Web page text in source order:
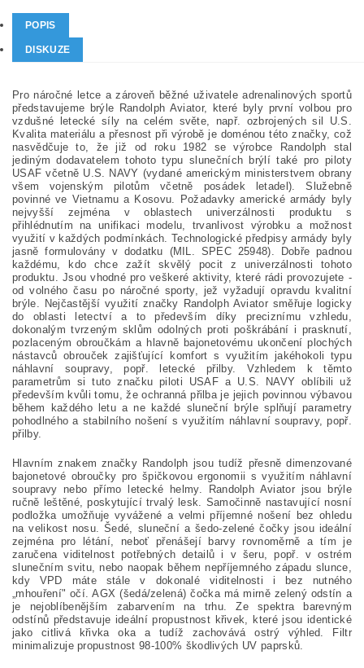
POPIS
DISKUZE
Pro náročné letce a zároveň běžné uživatele adrenalinových sportů
představujeme brýle Randolph Aviator, které byly první volbou pro
vzdušné letecké síly na celém světe, např. ozbrojených sil U.S.
Kvalita materiálu a přesnost při výrobě je doménou této značky, což
nasvědčuje to, že již od roku 1982 se výrobce Randolph stal
jediným dodavatelem tohoto typu slunečních brýlí také pro piloty
USAF včetně U.S. NAVY (vydané americkým ministerstvem obrany
všem vojenským pilotům včetně posádek letadel). Služebně
povinné ve Vietnamu a Kosovu. Požadavky americké armády byly
nejvyšší zejména v oblastech univerzálnosti produktu s
přihlédnutím na unifikaci modelu, trvanlivost výrobku a možnost
využití v každých podmínkách. Technologické předpisy armády byly
jasně formulovány v dodatku (MIL. SPEC 25948). Dobře padnou
každému, kdo chce zažít skvělý pocit z univerzálnosti tohoto
produktu. Jsou vhodné pro veškeré aktivity, které rádi provozujete -
od volného času po náročné sporty, jež vyžadují opravdu kvalitní
brýle. Nejčastější využití značky Randolph Aviator směřuje logicky
do oblasti letectví a to především díky preciznímu vzhledu,
dokonalým tvrzeným sklům odolných proti poškrábání i prasknutí,
pozlaceným obroučkám a hlavně bajonetovému ukončení plochých
nástavců obrouček zajišťující komfort s využitím jakéhokoli typu
náhlavní soupravy, popř. letecké přilby. Vzhledem k těmto
parametrům si tuto značku piloti USAF a U.S. NAVY oblíbili už
především kvůli tomu, že ochranná přilba je jejich povinnou výbavou
během každého letu a ne každé sluneční brýle splňují parametry
pohodlného a stabilního nošení s využitím náhlavní soupravy, popř.
přilby.
Hlavním znakem značky Randolph jsou tudíž přesně dimenzované
bajonetové obroučky pro špičkovou ergonomii s využitím náhlavní
soupravy nebo přímo letecké helmy. Randolph Aviator jsou brýle
ručně leštěné, poskytující trvalý lesk. Samočinně nastavující nosní
podložka umožňuje vyvážené a velmi příjemné nošení bez ohledu
na velikost nosu. Šedé, sluneční a šedo-zelené čočky jsou ideální
zejména pro létání, neboť přenášejí barvy rovnoměrně a tím je
zaručena viditelnost potřebných detailů i v šeru, popř. v ostrém
slunečním svitu, nebo naopak během nepříjemného západu slunce,
kdy VPD máte stále v dokonalé viditelnosti i bez nutného
„mhouření" očí. AGX (šedá/zelená) čočka má mirně zelený odstín a
je nejoblíbenějším zabarvením na trhu. Ze spektra barevným
odstínů představuje ideální propustnost křivek, které jsou identické
jako citlivá křivka oka a tudíž zachovává ostrý výhled. Filtr
minimalizuje propustnost 98-100% škodlivých UV paprsků.